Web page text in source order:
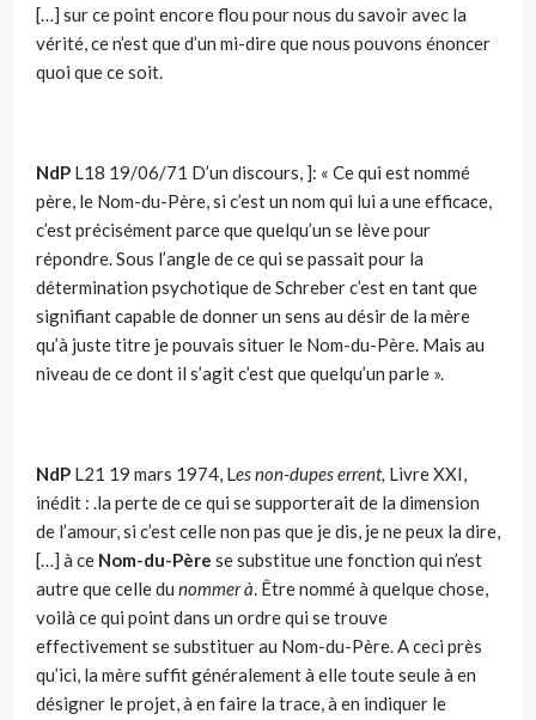
[…] sur ce point encore flou pour nous du savoir avec la
vérité, ce n’est que d’un mi-dire que nous pouvons énoncer
quoi que ce soit.
NdP L18 19/06/71 D’un discours, ]: « Ce qui est nommé
père, le Nom-du-Père, si c’est un nom qui lui a une efficace,
c’est précisément parce que quelqu’un se lève pour
répondre. Sous l’angle de ce qui se passait pour la
détermination psychotique de Schreber c’est en tant que
signifiant capable de donner un sens au désir de la mère
qu’à juste titre je pouvais situer le Nom-du-Père. Mais au
niveau de ce dont il s’agit c’est que quelqu’un parle ».
NdP L21 19 mars 1974, Les non-dupes errent, Livre XXI,
inédit : .la perte de ce qui se supporterait de la dimension
de l’amour, si c’est celle non pas que je dis, je ne peux la dire,
[…] à ce Nom-du-Père se substitue une fonction qui n’est
autre que celle du nommer à. Être nommé à quelque chose,
voilà ce qui point dans un ordre qui se trouve
effectivement se substituer au Nom-du-Père. A ceci près
qu’ici, la mère suffit généralement à elle toute seule à en
désigner le projet, à en faire la trace, à en indiquer le